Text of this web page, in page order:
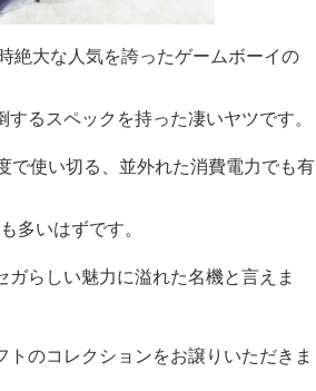
絶大な人気を誇ったゲームボーイの
るスペックを持った凄いヤツです。
で使い切る、並外れた消費電力でも有
多いはずです。
らしい魅力に溢れた名機と言えま
のコレクションをお譲りいただきま